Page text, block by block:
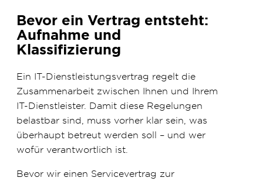
Bevor ein Vertrag entsteht:
Aufnahme und
Klassifizierung
Ein IT-Dienstleistungsvertrag regelt die
Zusammenarbeit zwischen Ihnen und Ihrem
IT-Dienstleister. Damit diese Regelungen
belastbar sind, muss vorher klar sein, was
überhaupt betreut werden soll – und wer
wofür verantwortlich ist.
Bevor wir einen Servicevertrag zur